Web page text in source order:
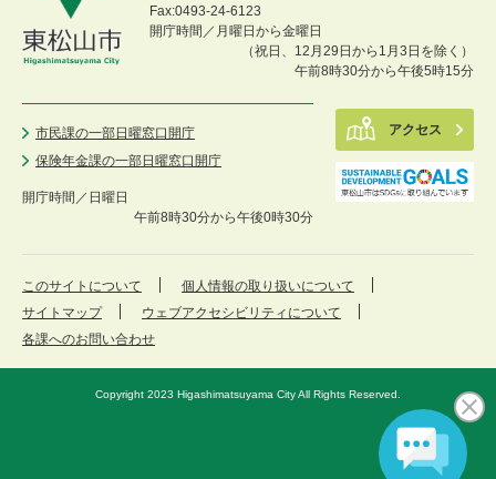
Fax:0493-24-6123
開庁時間／月曜日から金曜日
（祝日、12月29日から1月3日を除く）
午前8時30分から午後5時15分
市民課の一部日曜窓口開庁
保険年金課の一部日曜窓口開庁
開庁時間／ 日曜日
午前8時30分から午後0時30分
アクセス
このサイトについて
個人情報の取り扱いについて
サイトマップ
ウェブアクセシビリティについて
各課へのお問い合わせ
Copyright 2023 Higashimatsuyama City All Rights Reserved.